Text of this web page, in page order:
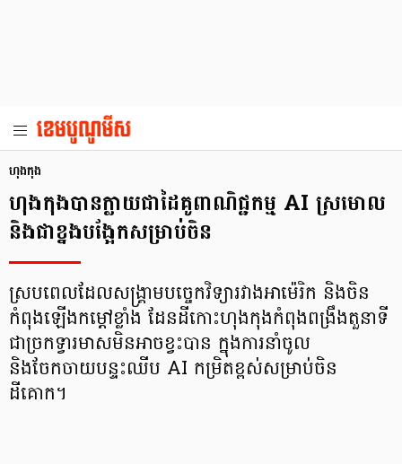
ហុងកុង
ហុងកុងបានក្លាយជាដៃគូពាណិជ្ជកម្ម AI ស្រមោល
និងជាខ្នងបង្អែកសម្រាប់ចិន
ស្របពេលដែលសង្គ្រាមបច្ចេកវិទ្យារវាងអាម៉េរិក និងចិន
កំពុងឡើងកម្តៅខ្លាំង ដែនដីកោះហុងកុងកំពុងពង្រឹងតួនាទី
ជាច្រកទ្វារមាសមិនអាចខ្វះបាន ក្នុងការនាំចូល
និងចែកចាយបន្ទះឈីប AI កម្រិតខ្ពស់សម្រាប់ចិន
ដីគោក។